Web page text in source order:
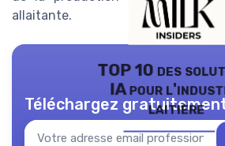
allaitante.
TOP 10 des
IA pour
laitière
Téléchargez